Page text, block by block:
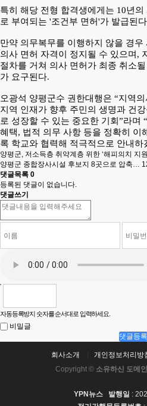
특히 해당 전형 합격생에게는 10년
로 부여되는 '조건부 면허'가 발급된
만약 의무복무를 이행하지 않을 경우
의사 면허 자격이 정지될 수 있으며,
절차를 거쳐 의사 면허가 최종 취소
가 요구된다.
오광석 양평군수 권한대행은 “지역
지역 인재가 향후 주민의 생명과 건
로 성장할 수 있는 중요한 기회”라며
혜택, 법적 의무 사항 등을 정확히 이
록 학교와 협력해 적극적으로 안내하
양평군, 저소득층 취약계층 위한 ‘해피의치 지
양평군 종합장사시설 후보지 8곳으로 압축…
댓글목록 0
등록된 댓글이 없습니다.
댓글쓰기
자동등록방지 숫자를 순서대로 입력하세요.
비밀글
댓글등록
회사소개 개인정보처리방
Copyright © 소유하신 도메
YPN뉴스 발행일 :